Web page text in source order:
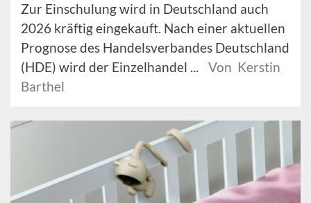
Zur Einschulung wird in Deutschland auch
2026 kräftig eingekauft. Nach einer aktuellen
Prognose des Handelsverbandes Deutschland
(HDE) wird der Einzelhandel ...
Von Kerstin
Barthel